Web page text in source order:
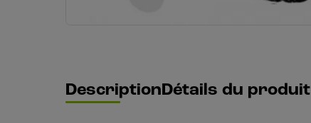
DescriptionDétails du produit